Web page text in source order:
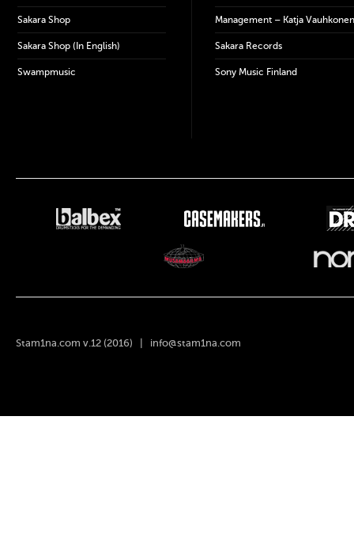
Sakara Shop
Sakara Shop (In English)
Swampmusic
Management – Katja Vauhkonen
Sakara Records
Sony Music Finland
Stam1na.com v.12 (2016) | info@stam1na.com